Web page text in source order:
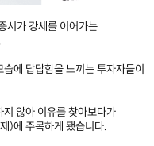
시가 강세를 이어가는
에 답답함을 느끼는 투자자들이
않아 이유를 찾아보다가
)에 주목하게 됐습니다.